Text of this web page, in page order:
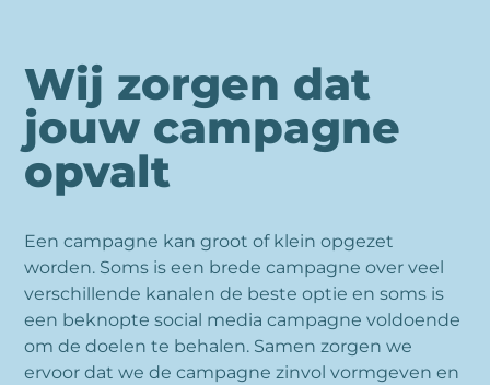
Wij zorgen dat
jouw campagne
opvalt
Een campagne kan groot of klein opgezet
worden. Soms is een brede campagne over veel
verschillende kanalen de beste optie en soms is
een beknopte social media campagne voldoende
om de doelen te behalen. Samen zorgen we
ervoor dat we de campagne zinvol vormgeven en